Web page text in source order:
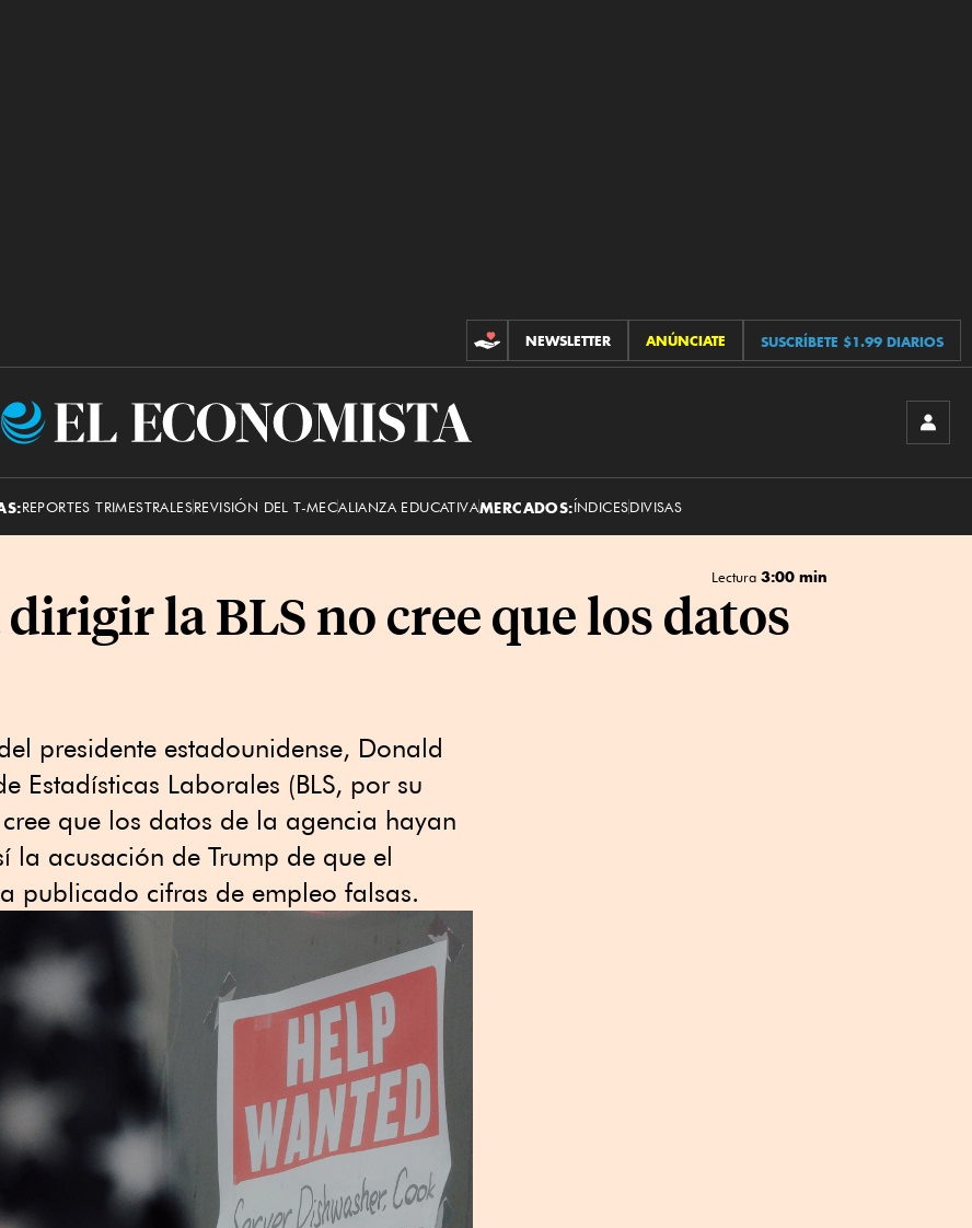
CONTRIBUCIONES
NEWSLETTER ANÚNCIATE SUSCRÍBETE $1.99 DIARIOS
El
REPORTES TRIMESTRALESREVISIÓN DEL T-MECALIANZA EDUCATIVAMERCADOS:ÍNDICESDIVISAS
Lectura 3:00 min
la BLS no cree que los datos
presidente estadounidense, Donald
Laborales (BLS, por su
que los datos de la agencia hayan
acusación de Trump de que el
publicado cifras de empleo falsas.